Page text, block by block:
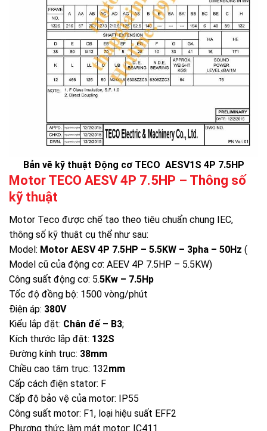
Bản vẽ kỹ thuật Động cơ TECO AESV1S 4P 7.5HP
Motor TECO AESV 4P 7.5HP – Thông số
kỹ thuật
Motor Teco được chế tạo theo tiêu chuẩn chung IEC,
thông số kỹ thuật cụ thể như sau:
Model: Motor AESV 4P 7.5HP – 5.5KW – 3pha – 50Hz (
Model cũ của động cơ: AEEV 4P 7.5HP – 5.5KW)
Công suất động cơ: 5.5Kw – 7.5Hp
Tốc độ đồng bộ: 1500 vòng/phút
Điện áp: 380V
Kiểu lắp đặt: Chân đế – B3;
Kích thước lắp đặt: 132S
Đường kính trục: 38mm
Chiều cao tâm trục: 132mm
Cấp cách điện stator: F
Cấp độ bảo vệ của motor: IP55
Công suất motor: F1, loại hiệu suất EFF2
Phương thức làm mát motor: IC411